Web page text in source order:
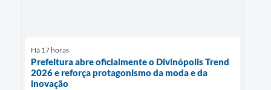
Há 17 horas
Prefeitura abre oficialmente o Divinópolis Trend
2026 e reforça protagonismo da moda e da
inovação